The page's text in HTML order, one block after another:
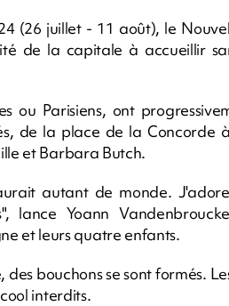
(26 juillet - 11 août), le
de la capitale à accueillir
ou Parisiens, ont
de la place de la Concorde
et Barbara Butch.
autant de monde.
lance Yoann
et leurs quatre enfants.
bouchons se sont formés.
interdits.